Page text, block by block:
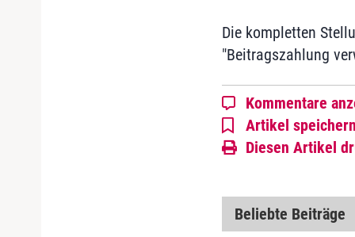
Die kompletten
"Beitragszahlung
Kommentare
Artikel
Diesen Artikel
Beliebte Beiträge